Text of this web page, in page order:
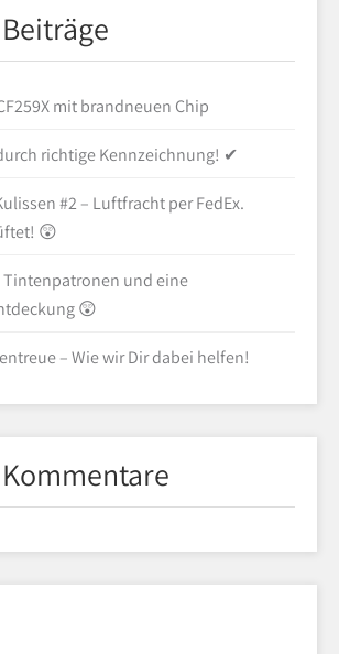
mit brandneuen Chip
richtige Kennzeichnung! ✔
#2 – Luftfracht per FedEx.
😲
Tintenpatronen und eine
😲
– Wie wir Dir dabei helfen!